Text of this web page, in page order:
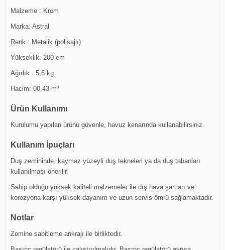
Malzeme : Krom
Marka: Astral
Renk : Metalik (polisajlı)
Yükseklik: 200 cm
Ağırlık : 5,6 kg
Hacim: 00,43 m³
Ürün Kullanımı
Kurulumu yapılan ürünü güvenle, havuz kenarında kullanabilirsiniz.
Kullanım İpuçları
Duş zemininde, kaymaz yüzeyli duş tekneleri ya da duş tabanları
kullanılması önerilir.
Sahip olduğu yüksek kaliteli malzemeler ile dış hava şartları ve
korozyona karşı yüksek dayanım ve uzun servis ömrü sağlamaktadır.
Notlar
Zemine sabitleme ankrajı ile birliktedir.